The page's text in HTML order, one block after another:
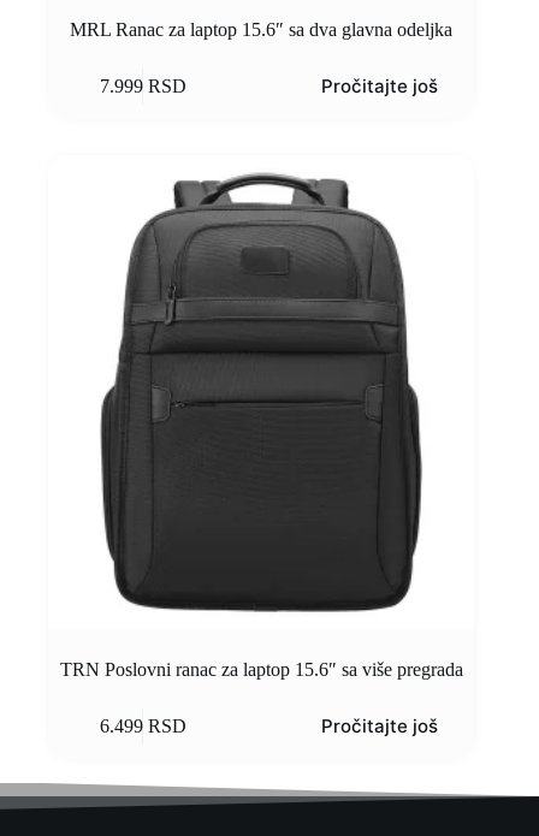
MRL Ranac za laptop 15.6″ sa dva glavna odeljka
7.999 RSD Pročitajte još
TRN Poslovni ranac za laptop 15.6″ sa više pregrada
6.499 RSD Pročitajte još